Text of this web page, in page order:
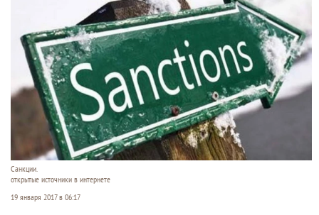
Санкции.
открытые источники в интернете
19 января 2017 в 06:17